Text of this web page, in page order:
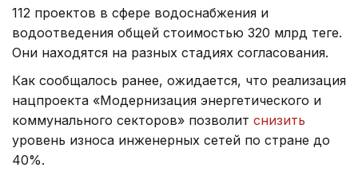
112 проектов в сфере водоснабжения и
водоотведения общей стоимостью 320 млрд теңге.
Они находятся на разных стадиях согласования.
Как сообщалось ранее, ожидается, что реализация
нацпроекта «Модернизация энергетического и
коммунального секторов» позволит снизить
уровень износа инженерных сетей по стране до
40%.